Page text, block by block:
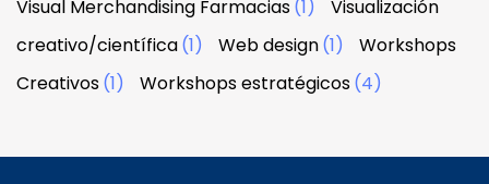
Visual Merchandising Farmacias(1)
Visualización
creativo/científica(1) Web design(1)
Workshops
Creativos(1) Workshops estratégicos(4)